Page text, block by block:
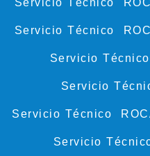
Servicio Técnico
Servicio Técnico
Servicio
Servicio
Servicio Técnico
Servicio